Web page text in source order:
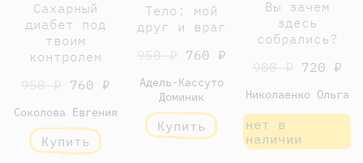
Сахарный
диабет под
твоим
контролем
950 ₽ 760 ₽
Соколова Евгения
Купить
Тело: мой
друг и враг
950 ₽760 ₽
Адель-Кассуто
Доминик
Купить
Вы зачем
здесь
собрались?
900 ₽ 720 ₽
Николаенко Ольга
нет в
наличии